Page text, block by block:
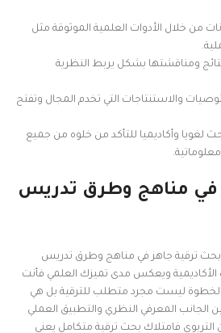
من خلال الأدوات العلمية الموثوقة مثل
ومناقشتها بشكل يربط النظرية
والاستنتاجات التي تخدم المجال وتفتح
لغويا وأكاديميا للتأكد من خلوه من جميع
في مناهج وطرق تدريس
ترقية جاهز في مناهج وطرق تدريس
الأكاديمية ويعكس مدى تميزك العلمي فأنت
الخطوة ليست مجرد متطلب للترقية بل هي
الجانب المعرفي النظري والتطبيق العملي
التربوي فامتلاك بحث ترقية متكامل يعني